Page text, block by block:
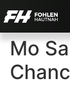
Mo